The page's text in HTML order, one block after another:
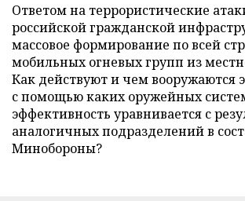
Ответом на террористические
российской гражданской
массовое формирование по всей
мобильных огневых групп из
Как действуют и чем вооружаются
с помощью каких оружейных
эффективность уравнивается с
аналогичных подразделений в
Минобороны?